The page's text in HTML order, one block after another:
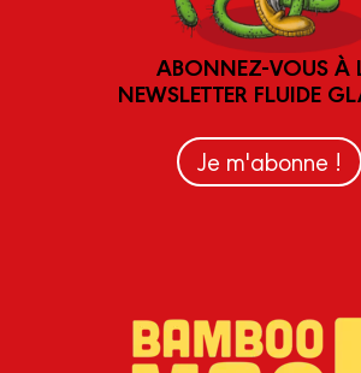
ABONNEZ-VOUS À
NEWSLETTER FLUIDE
Je m'abonne !